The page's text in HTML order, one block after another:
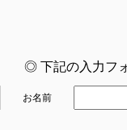
◎ 下記の入力フ
お名前